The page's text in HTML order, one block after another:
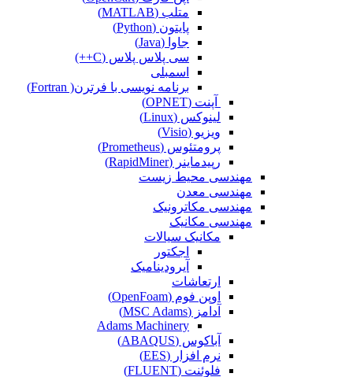
متلب (MATLAB)
پایتون (Python)
جاوا (Java)
سی پلاس پلاس (C++)
اسمبلی
برنامه نویسی با فرترن( Fortran)
آپنت (OPNET)
لینوکس (Linux)
ویزیو (Visio)
پرومتئوس (Prometheus)
رپیدماینر (RapidMiner)
مهندسی محیط زیست
مهندسی معدن
مهندسی مکاترونیک
مهندسی مکانیک
مکانیک سیالات
اجکتور
آیرودینامیک
ارتعاشات
اوپن فوم (OpenFoam)
آدامز (MSC Adams)
Adams Machinery
آباکوس (ABAQUS)
نرم افزار (EES)
فلوئنت (FLUENT)